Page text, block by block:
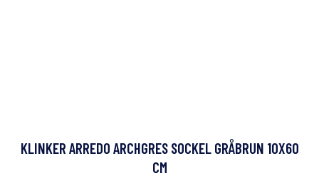
KLINKER ARREDO ARCHGRES SOCKEL GRÅBRUN 10X60
CM